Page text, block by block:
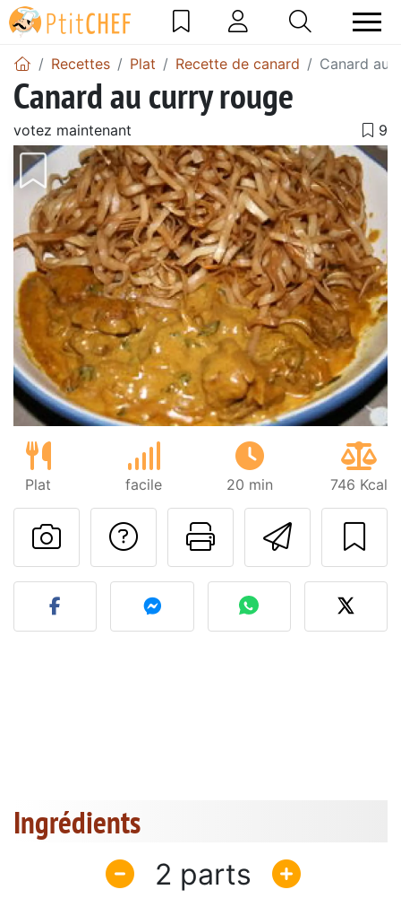
Recettes Plat Recette de canard Canard au
Canard au curry rouge
votez maintenant
Plat facile 20 min 746 Kcal
Imprimer
Poser une
Publier votre photo de
Ingrédients
2